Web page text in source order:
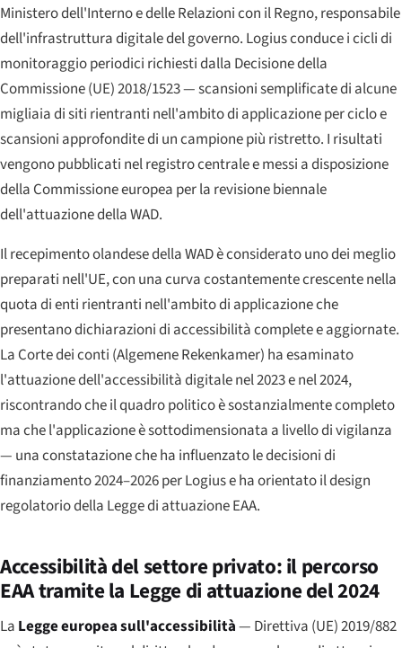
Ministero dell'Interno e delle Relazioni con il Regno, responsabile
dell'infrastruttura digitale del governo. Logius conduce i cicli di
monitoraggio periodici richiesti dalla Decisione della
Commissione (UE) 2018/1523 — scansioni semplificate di alcune
migliaia di siti rientranti nell'ambito di applicazione per ciclo e
scansioni approfondite di un campione più ristretto. I risultati
vengono pubblicati nel registro centrale e messi a disposizione
della Commissione europea per la revisione biennale
dell'attuazione della WAD.
Il recepimento olandese della WAD è considerato uno dei meglio
preparati nell'UE, con una curva costantemente crescente nella
quota di enti rientranti nell'ambito di applicazione che
presentano dichiarazioni di accessibilità complete e aggiornate.
La Corte dei conti (Algemene Rekenkamer) ha esaminato
l'attuazione dell'accessibilità digitale nel 2023 e nel 2024,
riscontrando che il quadro politico è sostanzialmente completo
ma che l'applicazione è sottodimensionata a livello di vigilanza
— una constatazione che ha influenzato le decisioni di
finanziamento 2024–2026 per Logius e ha orientato il design
regolatorio della Legge di attuazione EAA.
Accessibilità del settore privato: il percorso
EAA tramite la Legge di attuazione del 2024
La Legge europea sull'accessibilità— Direttiva (UE) 2019/882